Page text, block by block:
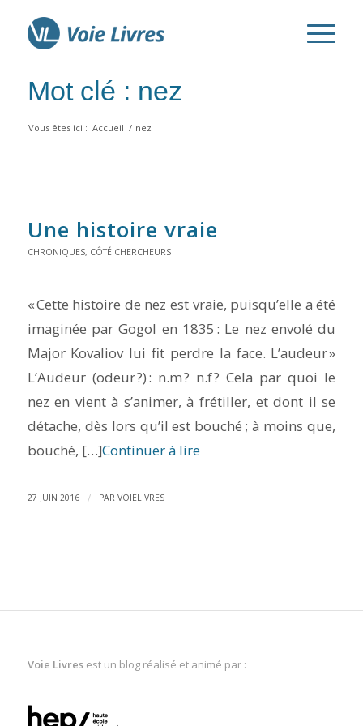
Mot clé : nez
Vous êtes ici : Accueil / nez
Une histoire vraie
CHRONIQUES, CÔTÉ CHERCHEURS
« Cette histoire de nez est vraie, puisqu’elle a été
imaginée par Gogol en 1835 : Le nez envolé du
Major Kovaliov lui fit perdre la face. L’audeur »
L’Audeur (odeur ?) : n.m ? n.f ? Cela par quoi le
nez en vient à s’animer, à frétiller, et dont il se
détache, dès lors qu’il est bouché ; à moins que,
bouché, […]Continuer à lire
27 JUIN 2016 / PAR VOIELIVRES
Voie Livresest un blog réalisé et animé par :